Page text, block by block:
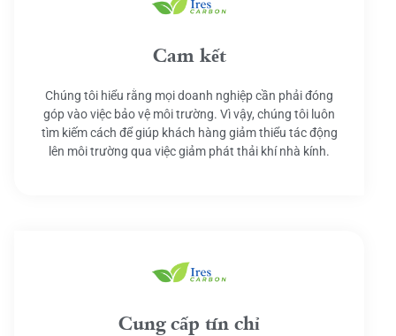
Cam kết
Chúng tôi hiểu rằng mọi doanh nghiệp cần phải đóng
góp vào việc bảo vệ môi trường. Vì vậy, chúng tôi luôn
tìm kiếm cách để giúp khách hàng giảm thiểu tác động
lên môi trường qua việc giảm phát thải khí nhà kính.
Cung cấp tín chỉ